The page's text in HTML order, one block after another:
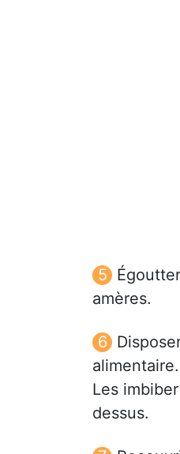
amères.
alimentaire.
Les
dessus.